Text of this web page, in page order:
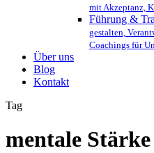
mit Akzeptanz,
Führung &
gestalten,
Coachings für
Über uns
Blog
Kontakt
Tag
mentale